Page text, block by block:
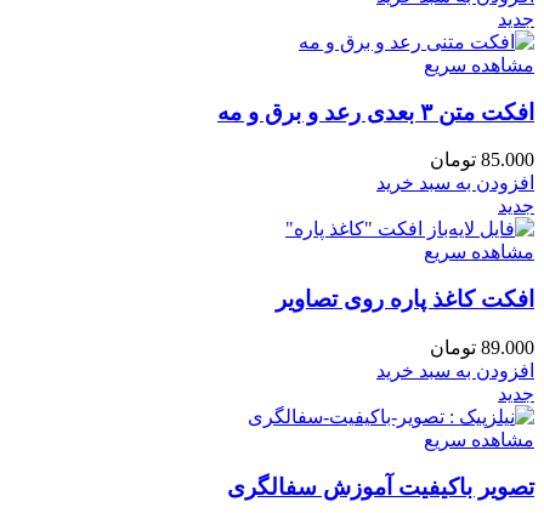
جدید
مشاهده سریع
افکت متن ۳ بعدی رعد و برق و مه
85.000 تومان
افزودن به سبد خرید
جدید
مشاهده سریع
افکت کاغذ پاره روی تصاویر
89.000 تومان
افزودن به سبد خرید
جدید
مشاهده سریع
تصویر باکیفیت آموزش سفالگری